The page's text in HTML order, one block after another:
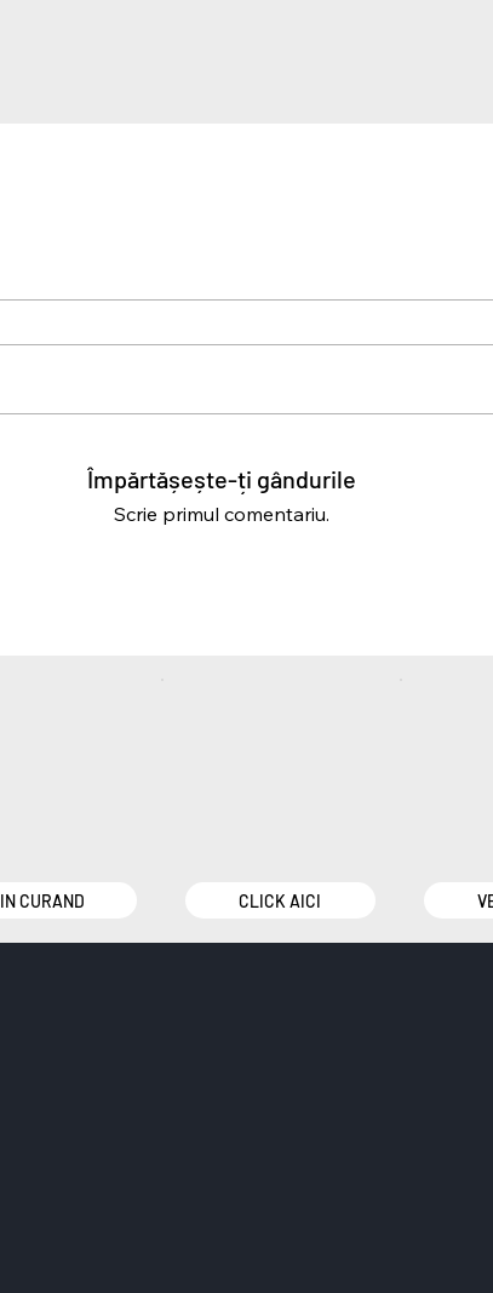
Împărtășește-ți gândurile
Scrie primul comentariu.
IN CURAND CLICK AICI